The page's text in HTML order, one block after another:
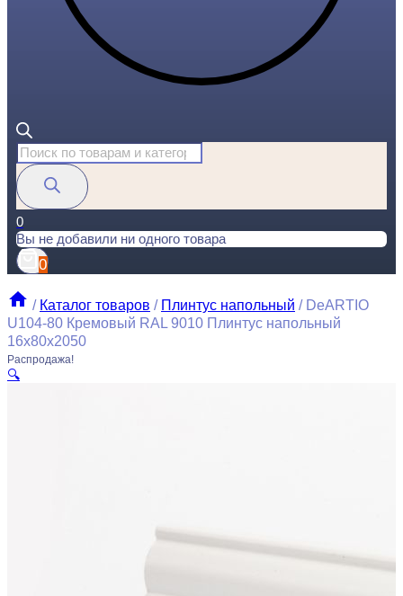
Поиск
товаров
0
Вы не добавили ни одного товара
0
/ Каталог товаров / Плинтус напольный / DeARTIO
U104-80 Кремовый RAL 9010 Плинтус напольный
16x80x2050
Распродажа!
🔍